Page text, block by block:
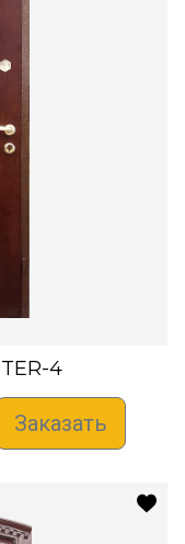
TER-4
Заказать